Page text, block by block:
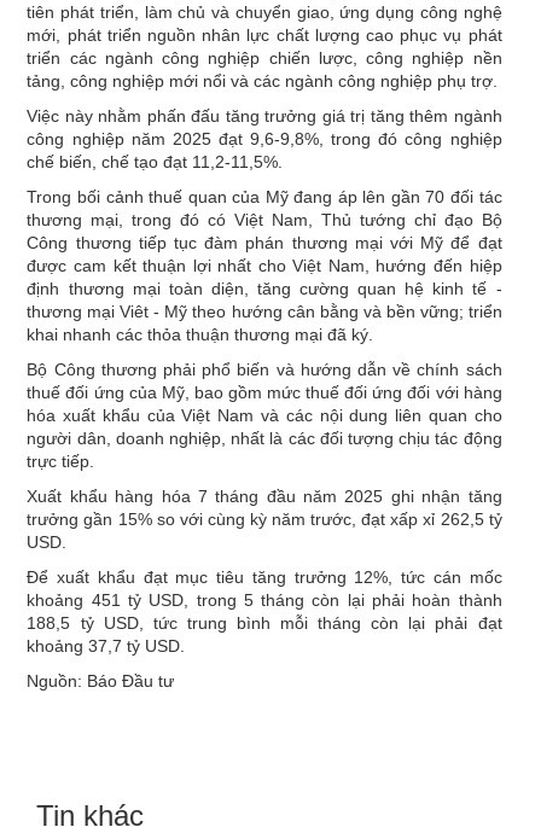
tiên phát triển, làm chủ và chuyển giao, ứng dụng công nghệ
mới, phát triển nguồn nhân lực chất lượng cao phục vụ phát
triển các ngành công nghiệp chiến lược, công nghiệp nền
tảng, công nghiệp mới nổi và các ngành công nghiệp phụ trợ.
Việc này nhằm phấn đấu tăng trưởng giá trị tăng thêm ngành
công nghiệp năm 2025 đạt 9,6-9,8%, trong đó công nghiệp
chế biến, chế tạo đạt 11,2-11,5%.
Trong bối cảnh thuế quan của Mỹ đang áp lên gần 70 đối tác
thương mại, trong đó có Việt Nam, Thủ tướng chỉ đạo Bộ
Công thương tiếp tục đàm phán thương mại với Mỹ để đạt
được cam kết thuận lợi nhất cho Việt Nam, hướng đến hiệp
định thương mại toàn diện, tăng cường quan hệ kinh tế -
thương mại Viêt - Mỹ theo hướng cân bằng và bền vững; triển
khai nhanh các thỏa thuận thương mại đã ký.
Bộ Công thương phải phổ biến và hướng dẫn về chính sách
thuế đối ứng của Mỹ, bao gồm mức thuế đối ứng đối với hàng
hóa xuất khẩu của Việt Nam và các nội dung liên quan cho
người dân, doanh nghiệp, nhất là các đối tượng chịu tác động
trực tiếp.
Xuất khẩu hàng hóa 7 tháng đầu năm 2025 ghi nhận tăng
trưởng gần 15% so với cùng kỳ năm trước, đạt xấp xỉ 262,5 tỷ
USD.
Để xuất khẩu đạt mục tiêu tăng trưởng 12%, tức cán mốc
khoảng 451 tỷ USD, trong 5 tháng còn lại phải hoàn thành
188,5 tỷ USD, tức trung bình mỗi tháng còn lại phải đạt
khoảng 37,7 tỷ USD.
Nguồn: Báo Đầu tư
Tin khác